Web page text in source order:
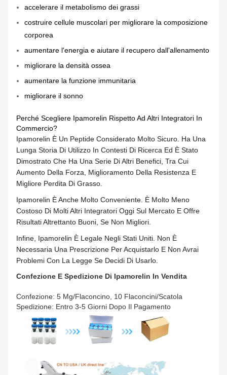
accelerare il metabolismo dei grassi
costruire cellule muscolari per migliorare la composizione
corporea
aumentare l'energia e aiutare il recupero dall'allenamento
migliorare la densità ossea
aumentare la funzione immunitaria
migliorare il sonno
Perché Scegliere Ipamorelin Rispetto Ad Altri Integratori In
Commercio?
Ipamorelin È Un Peptide Considerato Molto Sicuro. Ha Una
Lunga Storia Di Utilizzo In Contesti Di Ricerca Ed È Stato
Dimostrato Che Ha Una Serie Di Altri Benefici, Tra Cui
Aumento Della Forza, Miglioramento Della Resistenza E
Migliore Perdita Di Grasso.
Ipamorelin È Anche Molto Conveniente. È Molto Meno
Costoso Di Molti Altri Integratori Oggi Sul Mercato E Offre
Risultati Altrettanto Buoni, Se Non Migliori.
Infine, Ipamorelin È Legale Negli Stati Uniti. Non È
Necessaria Una Prescrizione Per Acquistarlo E Non Avrai
Problemi Con La Legge Se Decidi Di Usarlo.
Confezione E Spedizione Di Ipamorelin In Vendita
Confezione: 5 Mg/flaconcino, 10 Flaconcini/scatola
Spedizione: Entro 3-5 Giorni Dopo Il Pagamento